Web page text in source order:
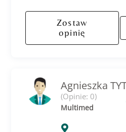
Zostaw
opinię
Agnieszka
(Opinie: 0)
Multimed